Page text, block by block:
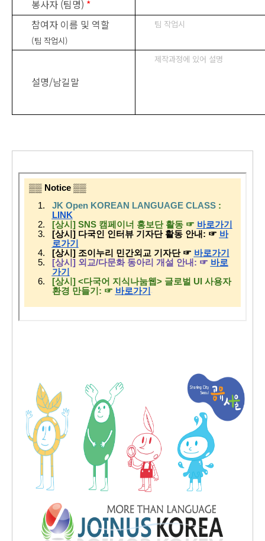
봉사자 (팀명) *
참여자 이름 및 역할
(팀 작업시)
팀 작업시
설명/남길말
제작과정에 있어 설명